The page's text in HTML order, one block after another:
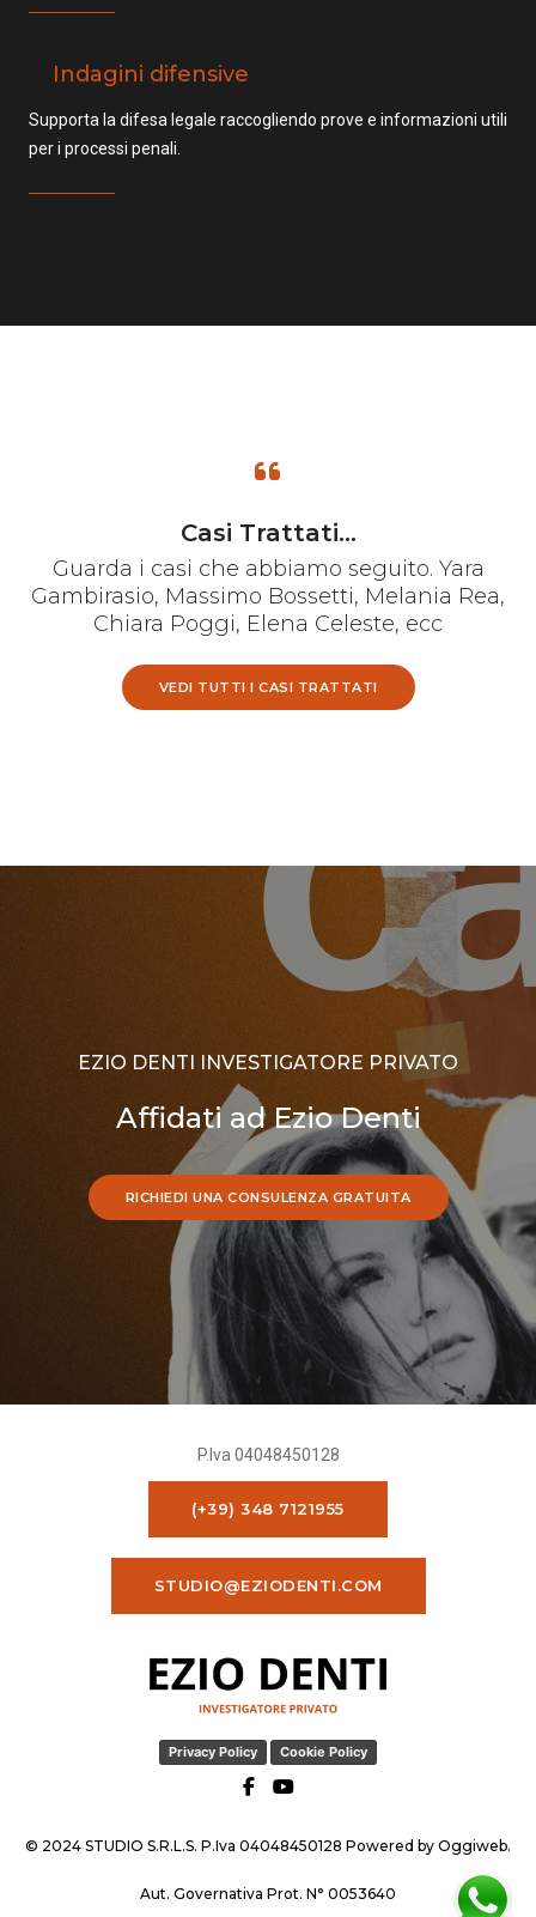
Indagini difensive
Supporta la difesa legale raccogliendo prove e informazioni utili
per i processi penali.
Casi Trattati...
Guarda i casi che abbiamo seguito. Yara
Gambirasio, Massimo Bossetti, Melania Rea,
Chiara Poggi, Elena Celeste, ecc
VEDI TUTTI I CASI TRATTATI
EZIO DENTI INVESTIGATORE PRIVATO
Affidati ad Ezio Denti
RICHIEDI UNA CONSULENZA GRATUITA
P.Iva 04048450128
(+39) 348 7121955
STUDIO@EZIODENTI.COM
Privacy Policy Cookie Policy
© 2024 STUDIO S.R.L.S. P.Iva 04048450128 Powered by Oggiweb.
Aut. Governativa Prot. N° 0053640